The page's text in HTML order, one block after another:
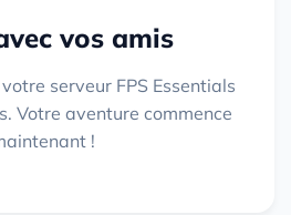
vos amis
serveur FPS Essentials
Votre aventure commence
!